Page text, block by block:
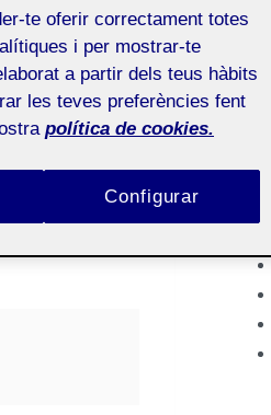
te oferir correctament totes
i per mostrar-te
a partir dels teus hàbits
les teves preferències fent
política de cookies.
Configurar